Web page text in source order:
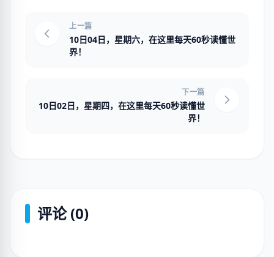
上一篇
10日04日，星期六，在这里每天60秒读懂世
界！
下一篇
10日02日，星期四，在这里每天60秒读懂世
界！
评论 (0)